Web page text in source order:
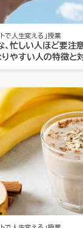
で人生変える」授業
、忙しい人ほど要注
りやすい人の特徴と